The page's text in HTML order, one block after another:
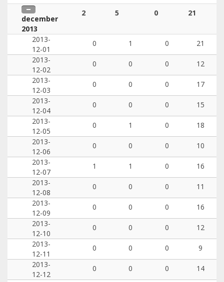
december
2013
2 5 0 21
2013-
12-01
0 1 0
21
2013-
12-02
0 0 0
12
2013-
12-03
0 0 0
17
2013-
12-04
0 0 0
15
2013-
12-05
0 1 0
18
2013-
12-06
0 0 0
10
2013-
12-07
1 1 0
16
2013-
12-08
0 0 0
11
2013-
12-09
0 0 0
16
2013-
12-10
0 0 0
12
2013-
12-11
0 0 0
9
2013-
12-12
0 0 0
14